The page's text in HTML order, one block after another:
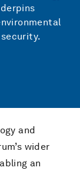
and
wider
an